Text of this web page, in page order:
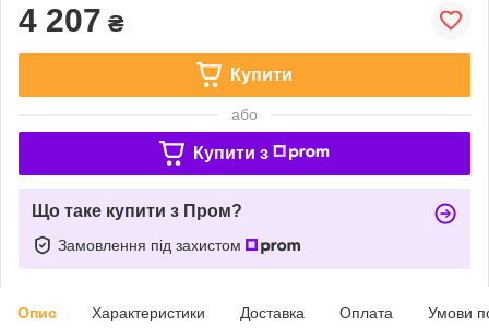
4 207 ₴
Купити
або
Купити з
Що таке купити з Пром?
Замовлення під захистом
Опис Характеристики Доставка Оплата Умови